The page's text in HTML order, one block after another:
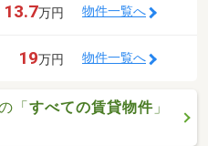
13.7万円 物件一覧へ
19万円 物件一覧へ
「すべての賃貸物件 」